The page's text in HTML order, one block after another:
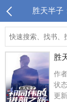
胜天半子
胜
状
更